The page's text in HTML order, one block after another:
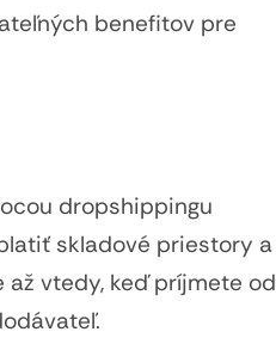
benefitov pre
dropshippingu
skladové priestory a
vtedy, keď príjmete od